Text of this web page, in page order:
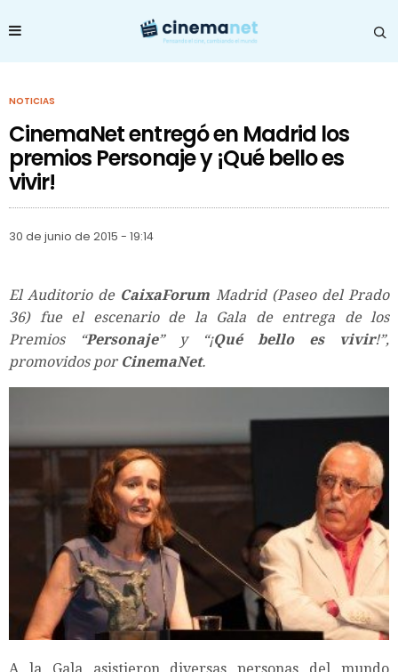
NOTICIAS
CinemaNet entregó en Madrid los
premios Personaje y ¡Qué bello es
vivir!
30 de junio de 2015 - 19:14
El Auditorio de CaixaForum Madrid (Paseo del Prado
36) fue el escenario de la Gala de entrega de los
Premios “Personaje” y “¡Qué bello es vivir!”,
promovidos por CinemaNet.